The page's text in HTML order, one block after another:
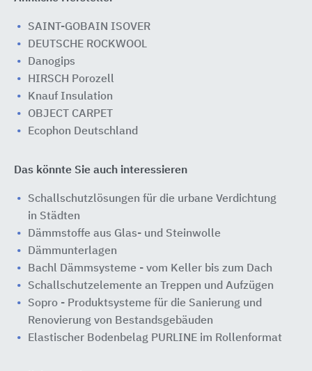
SAINT-GOBAIN ISOVER
DEUTSCHE ROCKWOOL
Danogips
HIRSCH Porozell
Knauf Insulation
OBJECT CARPET
Ecophon Deutschland
Das könnte Sie auch interessieren
Schallschutzlösungen für die urbane Verdichtung
in Städten
Dämmstoffe aus Glas- und Steinwolle
Dämmunterlagen
Bachl Dämmsysteme - vom Keller bis zum Dach
Schallschutzelemente an Treppen und Aufzügen
Sopro - Produktsysteme für die Sanierung und
Renovierung von Bestandsgebäuden
Elastischer Bodenbelag PURLINE im Rollenformat